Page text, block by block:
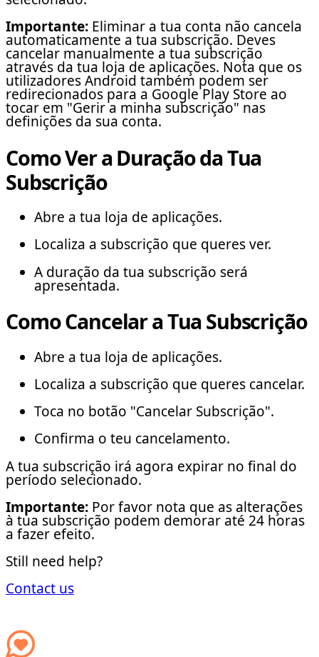
Importante: Eliminar a tua conta não cancela
automaticamente a tua subscrição. Deves
cancelar manualmente a tua subscrição
através da tua loja de aplicações. Nota que os
utilizadores Android também podem ser
redirecionados para a Google Play Store ao
tocar em "Gerir a minha subscrição" nas
definições da sua conta.
Como Ver a Duração da Tua
Subscrição
Abre a tua loja de aplicações.
Localiza a subscrição que queres ver.
A duração da tua subscrição será
apresentada.
Como Cancelar a Tua Subscrição
Abre a tua loja de aplicações.
Localiza a subscrição que queres cancelar.
Toca no botão "Cancelar Subscrição".
Confirma o teu cancelamento.
A tua subscrição irá agora expirar no final do
período selecionado.
Importante: Por favor nota que as alterações
à tua subscrição podem demorar até 24 horas
a fazer efeito.
Still need help?
Contact us